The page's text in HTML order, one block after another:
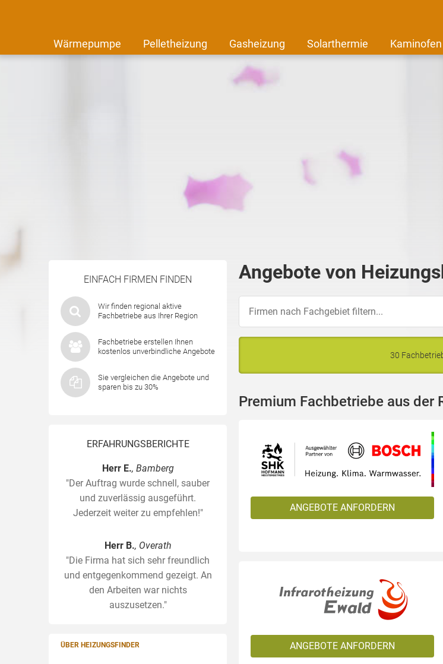
Wärmepumpe Pelletheizung Gasheizung Solarthermie Kaminofen
EINFACH FIRMEN FINDEN
Wir finden regional aktive
Fachbetriebe aus Ihrer Region
Fachbetriebe erstellen Ihnen
kostenlos unverbindliche Angebote
Sie vergleichen die Angebote und
sparen bis zu 30%
ERFAHRUNGSBERICHTE
Herr E., Bamberg
"Der Auftrag wurde schnell, sauber
und zuverlässig ausgeführt.
Jederzeit weiter zu empfehlen!"
Herr B., Overath
"Die Firma hat sich sehr freundlich
und entgegenkommend gezeigt. An
den Arbeiten war nichts
auszusetzen."
ÜBER HEIZUNGSFINDER
Angebote von
30
Premium Fachbetriebe aus der
ANGEBOTE ANFORDERN
ANGEBOTE ANFORDERN